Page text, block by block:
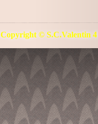
Copyright © S.C.Valentin